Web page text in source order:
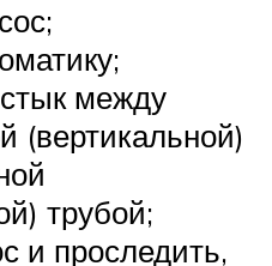
между
(вертикальной)
трубой;
и проследить,